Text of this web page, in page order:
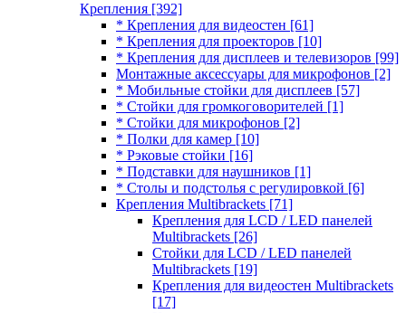
Крепления [392]
* Крепления для видеостен [61]
* Крепления для проекторов [10]
* Крепления для дисплеев и телевизоров [99]
Монтажные аксессуары для микрофонов [2]
* Мобильные стойки для дисплеев [57]
* Стойки для громкоговорителей [1]
* Стойки для микрофонов [2]
* Полки для камер [10]
* Рэковые стойки [16]
* Подставки для наушников [1]
* Столы и подстолья с регулировкой [6]
Крепления Multibrackets [71]
Крепления для LCD / LED панелей
Multibrackets [26]
Стойки для LCD / LED панелей
Multibrackets [19]
Крепления для видеостен Multibrackets
[17]